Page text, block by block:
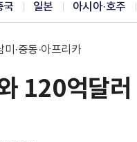
국 일본 아시아·호주
미·중동·아프리카
120억달러